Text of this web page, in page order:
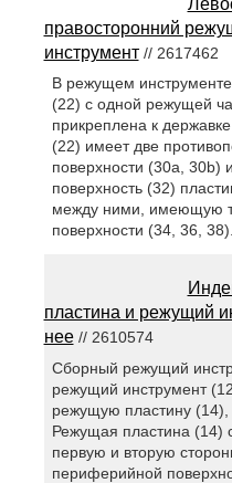
правосторонний
инструмент// 2617462
В режущем
(22) с одной режущей
прикреплена к
(22) имеет две
поверхности (30a,
поверхность (32)
между ними, имеющую
поверхности (34, 36, 38).
пластина и режущий
нее// 2610574
Сборный режущий
режущий инструмент
режущую пластину
Режущая пластина (14)
первую и вторую
периферийной